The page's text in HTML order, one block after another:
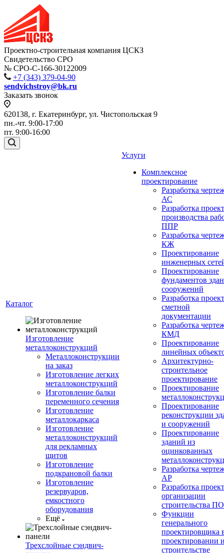
Проектно-строительная компания ЦСКЗ
Свидетельство СРО
№ СРО-С-166-30122009
+7 (343) 379-04-90
sendvichstroy@bk.ru
Заказать звонок
620138, г. Екатеринбург, ул. Чистопольская 9
пн.-чт. 9:00-17:00
пт. 9:00-16:00
Каталог
Изготовление
металлоконструкций
Металлоконструкции
на заказ
Изготовление легких
металлоконструкций
Изготовление балки
переменного сечения
Изготовление
металлокаркаса
Изготовление
металлоконструкций
для рекламных
щитов
Изготовление
подкрановой балки
Изготовление
резервуаров,
емкостного
оборудования
Ещё
Трехслойные сэндвич-
Услуги
Комплексное
проектирование
Разработка
АС
Разработка
производства
ППР
Разработка
КЖ
Проектирование
инженерных
Проектирование
фундаментов
сооружений
Разработка
сметной
документации
Разработка
КМД
Проектирование
линейных
Архитектурно-
строительное
проектирование
Проектирование
Проектирование
реконструкции
и сооружений
Проектирование
зданий из
оцинкованных
Разработка
АР
Разработка
организации
строительства
Функции
генерального
проектировщика
проектировании
строительстве